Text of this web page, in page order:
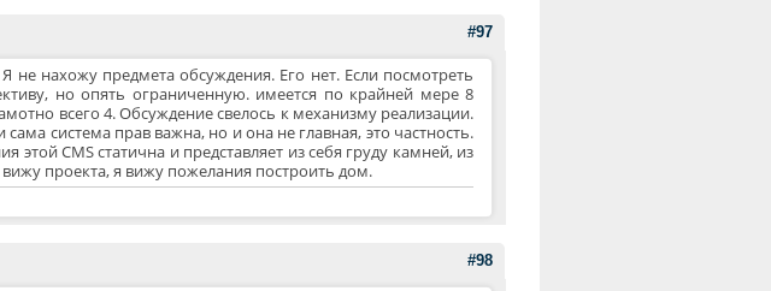
#97
нахожу предмета обсуждения. Его нет. Если посмотреть
но опять ограниченную. имеется по крайней мере 8
всего 4. Обсуждение свелось к механизму реализации.
система прав важна, но и она не главная, это частность.
этой CMS статична и представляет из себя груду камней, из
проекта, я вижу пожелания построить дом.
#98